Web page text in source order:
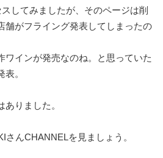
してみましたが、そのページは削
舗がフライング発表してしまったの
ワインが発売なのね。と思っていた
。
りました。
さんCHANNELを見ましょう。